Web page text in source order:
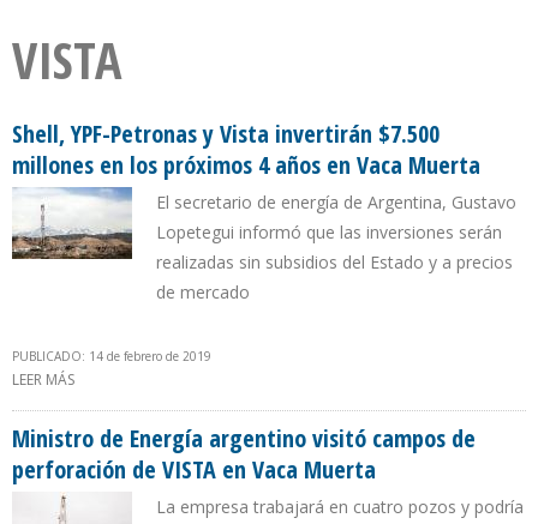
VISTA
Shell, YPF-Petronas y Vista invertirán $7.500
millones en los próximos 4 años en Vaca Muerta
El secretario de energía de Argentina, Gustavo
Lopetegui informó que las inversiones serán
realizadas sin subsidios del Estado y a precios
de mercado
PUBLICADO: 14 de febrero de 2019
LEER MÁS
Ministro de Energía argentino visitó campos de
perforación de VISTA en Vaca Muerta
La empresa trabajará en cuatro pozos y podría